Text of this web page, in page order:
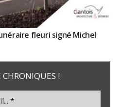
fleuri signé Michel
!